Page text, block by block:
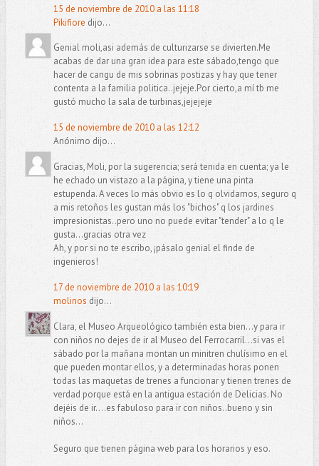
15 de noviembre de 2010 a las 11:18
Pikifiore dijo...
Genial moli,asi además de culturizarse se divierten.Me
acabas de dar una gran idea para este sábado,tengo que
hacer de cangu de mis sobrinas postizas y hay que tener
contenta a la familia politica..jejeje.Por cierto,a mí tb me
gustó mucho la sala de turbinas,jejejeje
15 de noviembre de 2010 a las 12:12
Anónimo dijo...
Gracias, Moli, por la sugerencia; será tenida en cuenta; ya le
he echado un vistazo a la página, y tiene una pinta
estupenda. A veces lo más obvio es lo q olvidamos, seguro q
a mis retoños les gustan más los "bichos" q los jardines
impresionistas..pero uno no puede evitar "tender" a lo q le
gusta...gracias otra vez
Ah, y por si no te escribo, ¡pásalo genial el finde de
ingenieros!
17 de noviembre de 2010 a las 10:19
molinos dijo...
Clara, el Museo Arqueológico también esta bien...y para ir
con niños no dejes de ir al Museo del Ferrocarril...si vas el
sábado por la mañana montan un minitren chulísimo en el
que pueden montar ellos, y a determinadas horas ponen
todas las maquetas de trenes a funcionar y tienen trenes de
verdad porque está en la antigua estación de Delicias. No
dejéis de ir....es fabuloso para ir con niños..bueno y sin
niños...
Seguro que tienen página web para los horarios y eso.